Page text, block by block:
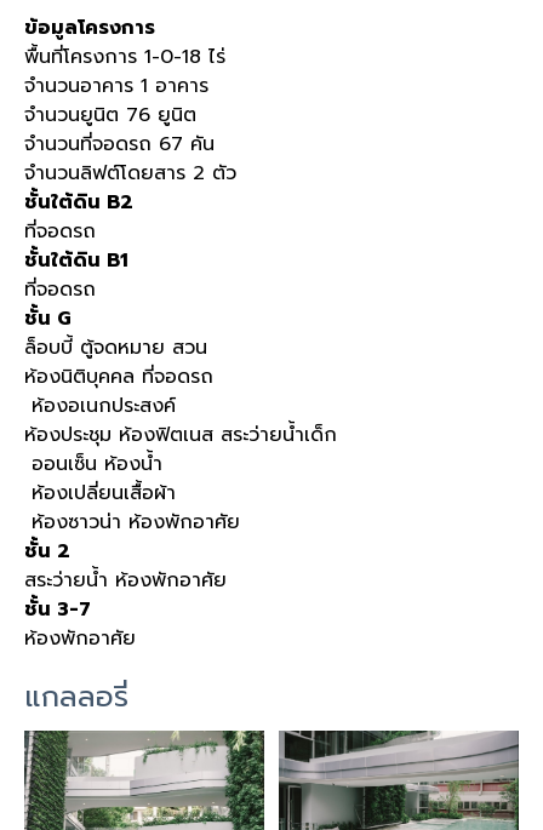
ข้อมูลโครงการ
พื้นที่โครงการ 1-0-18 ไร่
จำนวนอาคาร 1 อาคาร
จำนวนยูนิต 76 ยูนิต
จำนวนที่จอดรถ 67 คัน
จำนวนลิฟต์โดยสาร 2 ตัว
ชั้นใต้ดิน B2
ที่จอดรถ
ชั้นใต้ดิน B1
ที่จอดรถ
ชั้น G
ล็อบบี้ ตู้จดหมาย สวน
ห้องนิติบุคคล ที่จอดรถ
ห้องอเนกประสงค์
ห้องประชุม ห้องฟิตเนส สระว่ายน้ำเด็ก
ออนเซ็น ห้องน้ำ
ห้องเปลี่ยนเสื้อผ้า
ห้องซาวน่า ห้องพักอาศัย
ชั้น 2
สระว่ายน้ำ ห้องพักอาศัย
ชั้น 3-7
ห้องพักอาศัย
แกลลอรี่